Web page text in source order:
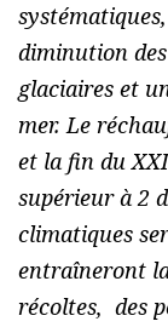
diminution
glaciaires et
mer. Le
et la fin du
supérieur à 2
climatiques
entraîneront
récoltes, des